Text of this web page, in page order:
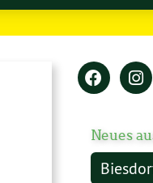
Neues